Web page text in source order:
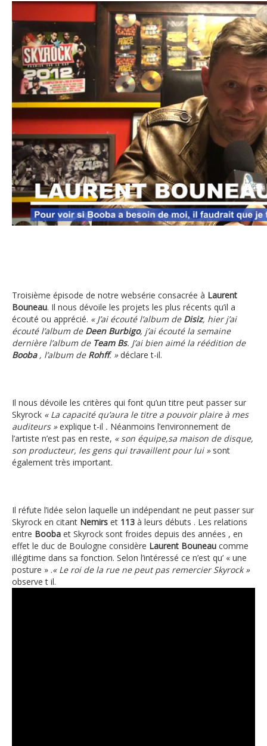
Troisième épisode de notre websérie consacrée à Laurent
Bouneau. Il nous dévoile les projets les plus récents qu’il a
écouté ou apprécié. « J’ai écouté l’album de Disiz, hier j’ai
écouté l’album de Deen Burbigo, j’ai écouté la semaine
dernière l’album deTeam Bs. J’ai bien aimé la réédition de
Booba, l’album de Rohff. »déclare t-il.
Il nous dévoile les critères qui font qu’un titre peut passer sur
Skyrock « La capacité qu’aura le titre a pouvoir plaire à mes
auditeurs »explique t-il . Néanmoins l’environnement de
l’artiste n’est pas en reste, « son équipe,sa maison de disque,
son producteur, les gens qui travaillent pour lui » sont
également très important.
Il réfute l’idée selon laquelle un indépendant ne peut passer sur
Skyrock en citant Nemirs et 113 à leurs débuts . Les relations
entre Booba et Skyrock sont froides depuis des années , en
effet le duc de Boulogne considère Laurent Bouneau comme
illégitime dans sa fonction. Selon l’intéressé ce n’est qu’ « une
posture » .« Le roi de la rue ne peut pas remercier Skyrock »
observe t il.